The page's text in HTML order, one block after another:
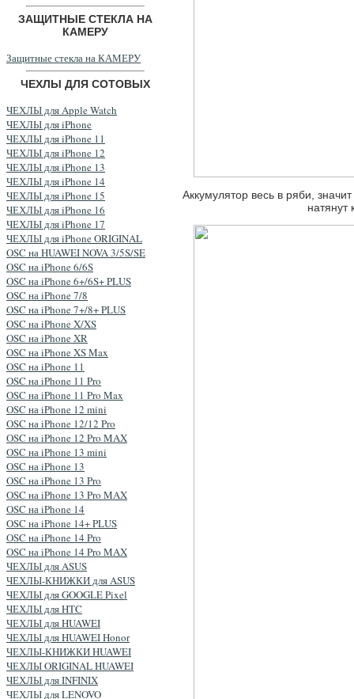
ЗАЩИТНЫЕ СТЕКЛА НА
КАМЕРУ
Защитные стекла на КАМЕРУ
ЧЕХЛЫ ДЛЯ СОТОВЫХ
ЧЕХЛЫ для Apple Watch
ЧЕХЛЫ для iPhone
ЧЕХЛЫ для iPhone 11
ЧЕХЛЫ для iPhone 12
ЧЕХЛЫ для iPhone 13
ЧЕХЛЫ для iPhone 14
ЧЕХЛЫ для iPhone 15
ЧЕХЛЫ для iPhone 16
ЧЕХЛЫ для iPhone 17
ЧЕХЛЫ для iPhone ORIGINAL
OSC на HUAWEI NOVA 3/5S/SE
OSC на iPhone 6/6S
OSC на iPhone 6+/6S+ PLUS
OSC на iPhone 7/8
OSC на iPhone 7+/8+ PLUS
OSC на iPhone X/XS
OSC на iPhone XR
OSC на iPhone XS Max
OSC на iPhone 11
OSC на iPhone 11 Pro
OSC на iPhone 11 Pro Max
OSC на iPhone 12 mini
OSC на iPhone 12/12 Pro
OSC на iPhone 12 Pro MAX
OSC на iPhone 13 mini
OSC на iPhone 13
OSC на iPhone 13 Pro
OSC на iPhone 13 Pro MAX
OSC на iPhone 14
OSC на iPhone 14+ PLUS
OSC на iPhone 14 Pro
OSC на iPhone 14 Pro MAX
ЧЕХЛЫ для ASUS
ЧЕХЛЫ-КНИЖКИ для ASUS
ЧЕХЛЫ для GOOGLE Pixel
ЧЕХЛЫ для HTC
ЧЕХЛЫ для HUAWEI
ЧЕХЛЫ для HUAWEI Honor
ЧЕХЛЫ-КНИЖКИ HUAWEI
ЧЕХЛЫ ORIGINAL HUAWEI
ЧЕХЛЫ для INFINIX
ЧЕХЛЫ для LENOVO
Аккумулятор весь в ряби,
натянут